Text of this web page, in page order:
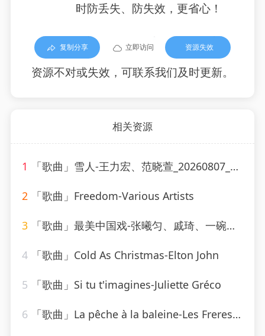
时防丢失、防失效，更省心！
复制分享 立即访问 资源失效
资源不对或失效，可联系我们及时更新。
相关资源
1 「歌曲」雪人-王力宏、范晓萱_20260807_130607
2 「歌曲」Freedom-Various Artists
3 「歌曲」最美中国戏-张曦匀、戚琦、一碗麟犀
4 「歌曲」Cold As Christmas-Elton John
5 「歌曲」Si tu t'imagines-Juliette Gréco
6 「歌曲」La pêche à la baleine-Les Freres Jacques